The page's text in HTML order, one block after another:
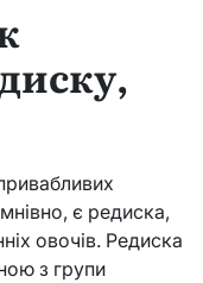
є редиска,
овочів. Редиска
з групи